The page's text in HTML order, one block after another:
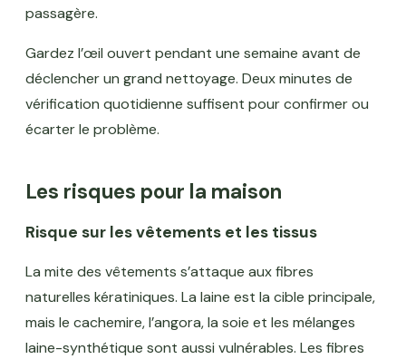
passagère.
Gardez l’œil ouvert pendant une semaine avant de
déclencher un grand nettoyage. Deux minutes de
vérification quotidienne suffisent pour confirmer ou
écarter le problème.
Les risques pour la maison
Risque sur les vêtements et les tissus
La mite des vêtements s’attaque aux fibres
naturelles kératiniques. La laine est la cible principale,
mais le cachemire, l’angora, la soie et les mélanges
laine-synthétique sont aussi vulnérables. Les fibres